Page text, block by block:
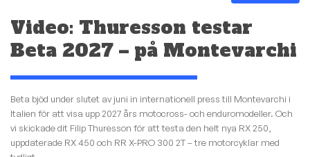
Video: Thuresson testar
Beta 2027 – på Montevarchi
Beta bjöd under slutet av juni in internationell press till Montevarchi i
Italien för att visa upp 2027 års motocross- och enduromodeller. Och
vi skickade dit Filip Thuresson för att testa den helt nya RX 250,
uppdaterade RX 450 och RR X-PRO 300 2T – tre motorcyklar med